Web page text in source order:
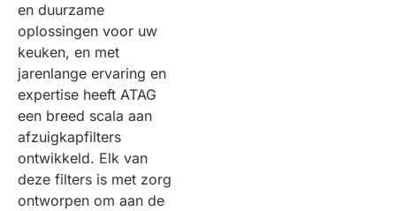
en duurzame
oplossingen voor uw
keuken, en met
jarenlange ervaring en
expertise heeft ATAG
een breed scala aan
afzuigkapfilters
ontwikkeld. Elk van
deze filters is met zorg
ontworpen om aan de